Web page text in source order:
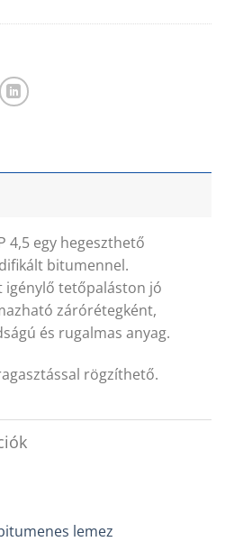
4,5 egy hegeszthető
bitumennel.
igénylő tetőpaláston jó
zárórétegként,
és rugalmas anyag.
rögzíthető.
lemez